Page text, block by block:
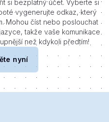
si bezplatný účet. Vyberte si
vygenerujte odkaz, který
Mohou číst nebo poslouchat
takže vaše komunikace
než kdykoli předtím!
nyní